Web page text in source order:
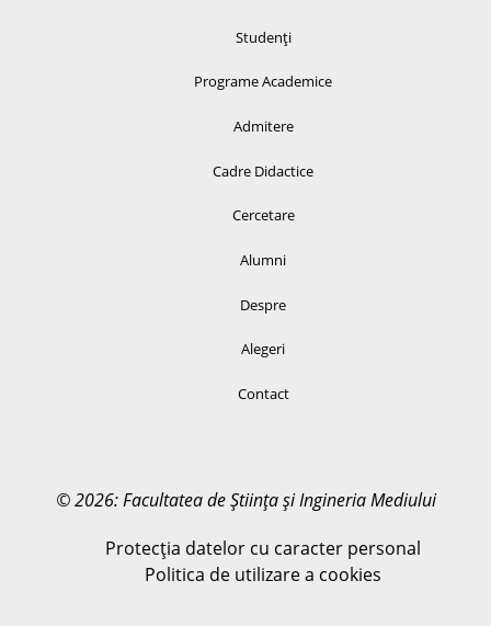
Studenți
Programe Academice
Admitere
Cadre Didactice
Cercetare
Alumni
Despre
Alegeri
Contact
© 2026: Facultatea de Știința și Ingineria Mediului
Protecția datelor cu caracter personal
Politica de utilizare a cookies